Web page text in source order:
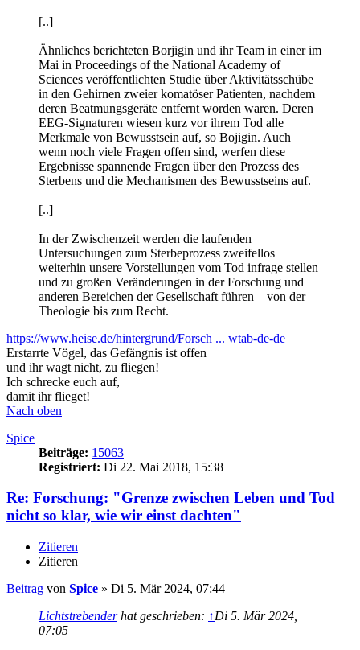
[..]
Ähnliches berichteten Borjigin und ihr Team in einer im
Mai in Proceedings of the National Academy of
Sciences veröffentlichten Studie über Aktivitätsschübe
in den Gehirnen zweier komatöser Patienten, nachdem
deren Beatmungsgeräte entfernt worden waren. Deren
EEG-Signaturen wiesen kurz vor ihrem Tod alle
Merkmale von Bewusstsein auf, so Bojigin. Auch
wenn noch viele Fragen offen sind, werfen diese
Ergebnisse spannende Fragen über den Prozess des
Sterbens und die Mechanismen des Bewusstseins auf.
[..]
In der Zwischenzeit werden die laufenden
Untersuchungen zum Sterbeprozess zweifellos
weiterhin unsere Vorstellungen vom Tod infrage stellen
und zu großen Veränderungen in der Forschung und
anderen Bereichen der Gesellschaft führen – von der
Theologie bis zum Recht.
https://www.heise.de/hintergrund/Forsch ... wtab-de-de
Erstarrte Vögel, das Gefängnis ist offen
und ihr wagt nicht, zu fliegen!
Ich schrecke euch auf,
damit ihr flieget!
Nach oben
Spice
Beiträge: 15063
Registriert: Di 22. Mai 2018, 15:38
Re: Forschung: "Grenze zwischen Leben und Tod
nicht so klar, wie wir einst dachten"​
Zitieren
Zitieren
Beitrag von Spice » Di 5. Mär 2024, 07:44
Lichtstrebenderhat geschrieben: ↑Di 5. Mär 2024,
07:05